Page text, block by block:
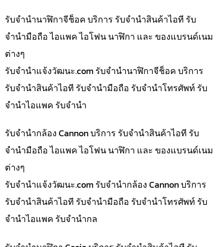
รับจำนำนาฬิกาจีช็อค บริการ รับจำนำสินค้าไอที รับ
จำนำมือถือ ไอแพค ไอโฟน นาฬิกา และ ของแบรนด์เนม
ต่างๆ
รับจํานําแจ้งวัฒนะ.com รับจำนำนาฬิกาจีช็อค บริการ
รับจำนำสินค้าไอที รับจำนำมือถือ รับจำนำโทรศัพท์ รับ
จำนำไอแพค รับจำนำ
รับจำนำกล้อง Cannon บริการ รับจำนำสินค้าไอที รับ
จำนำมือถือ ไอแพค ไอโฟน นาฬิกา และ ของแบรนด์เนม
ต่างๆ
รับจํานําแจ้งวัฒนะ.com รับจำนำกล้อง Cannon บริการ
รับจำนำสินค้าไอที รับจำนำมือถือ รับจำนำโทรศัพท์ รับ
จำนำไอแพค รับจำนำกล